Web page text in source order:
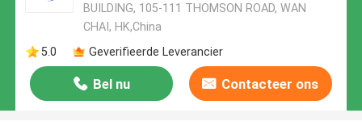
BUILDING, 105-111 THOMSON ROAD, WAN
CHAI, HK,China
5.0
Geverifieerde Leverancier
Bel nu Contacteer ons